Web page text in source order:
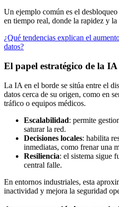
Un ejemplo común es el
en tiempo real, donde la rapidez y
¿Qué tendencias explican el
datos?
El papel estratégico de la
La IA en el borde se sitúa entre el
datos cerca de su origen, como en
tráfico o equipos médicos.
Escalabilidad: permite
saturar la red.
Decisiones locales: habilita
inmediatas, como frenar una
Resiliencia: el sistema sigue
central falle.
En entornos industriales, esta
inactividad y mejora la seguridad